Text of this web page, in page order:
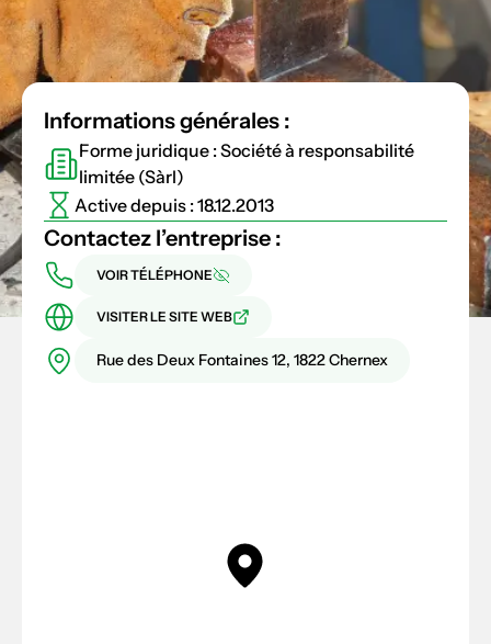
Informations générales :
Forme juridique : Société à responsabilité
limitée (Sàrl)
Active depuis : 18.12.2013
Contactez l’entreprise :
VOIR TÉLÉPHONE
VISITER LE SITE WEB
Rue des Deux Fontaines 12, 1822 Chernex